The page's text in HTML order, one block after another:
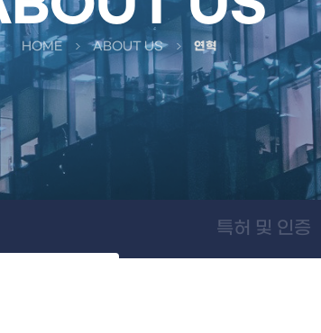
HOME ABOUT US 연혁
특허 및 인증